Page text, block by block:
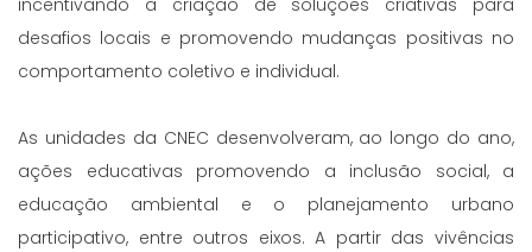
incentivando a criação de soluções criativas para
desafios locais e promovendo mudanças positivas no
comportamento coletivo e individual.
As unidades da CNEC desenvolveram, ao longo do ano,
ações educativas promovendo a inclusão social, a
educação ambiental e o planejamento urbano
participativo, entre outros eixos. A partir das vivências